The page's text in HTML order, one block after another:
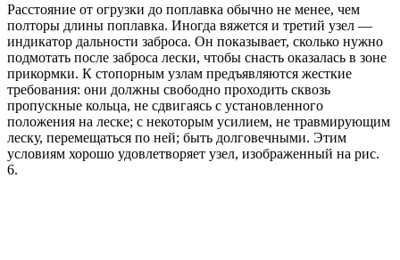
Расстояние от огрузки до поплавка обычно не менее, чем
полторы длины поплавка. Иногда вяжется и третий узел —
индикатор дальности заброса. Он показывает, сколько нужно
подмотать после заброса лески, чтобы снасть оказалась в зоне
прикормки. К стопорным узлам предъявляются жесткие
требования: они должны свободно проходить сквозь
пропускные кольца, не сдвигаясь с установленного
положения на леске; с некоторым усилием, не травмирующим
леску, перемещаться по ней; быть долговечными. Этим
условиям хорошо удовлетворяет узел, изображенный на рис.
6.